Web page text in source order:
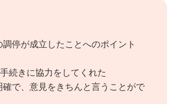
停が成立したことへのポイント
続きに協力をしてくれた
確で、意見をきちんと言うことがで